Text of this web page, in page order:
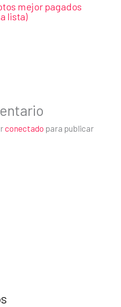
mejor pagados
lista)
conectado para publicar